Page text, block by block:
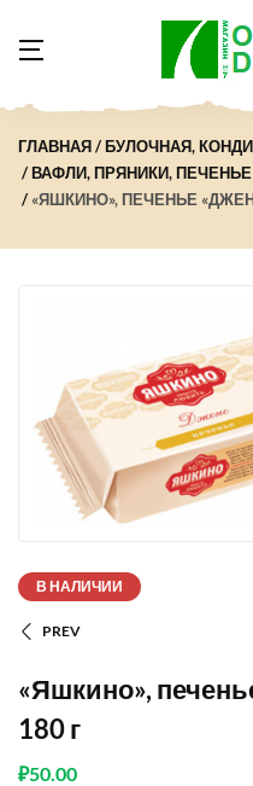
ГЛАВНАЯ
БУЛОЧНАЯ,
ВАФЛИ, ПРЯНИКИ, ПЕЧЕНЬЕ
«ЯШКИНО», ПЕЧЕНЬЕ
В НАЛИЧИИ
PREV
«Яшкино»,
180 г
₽50.00